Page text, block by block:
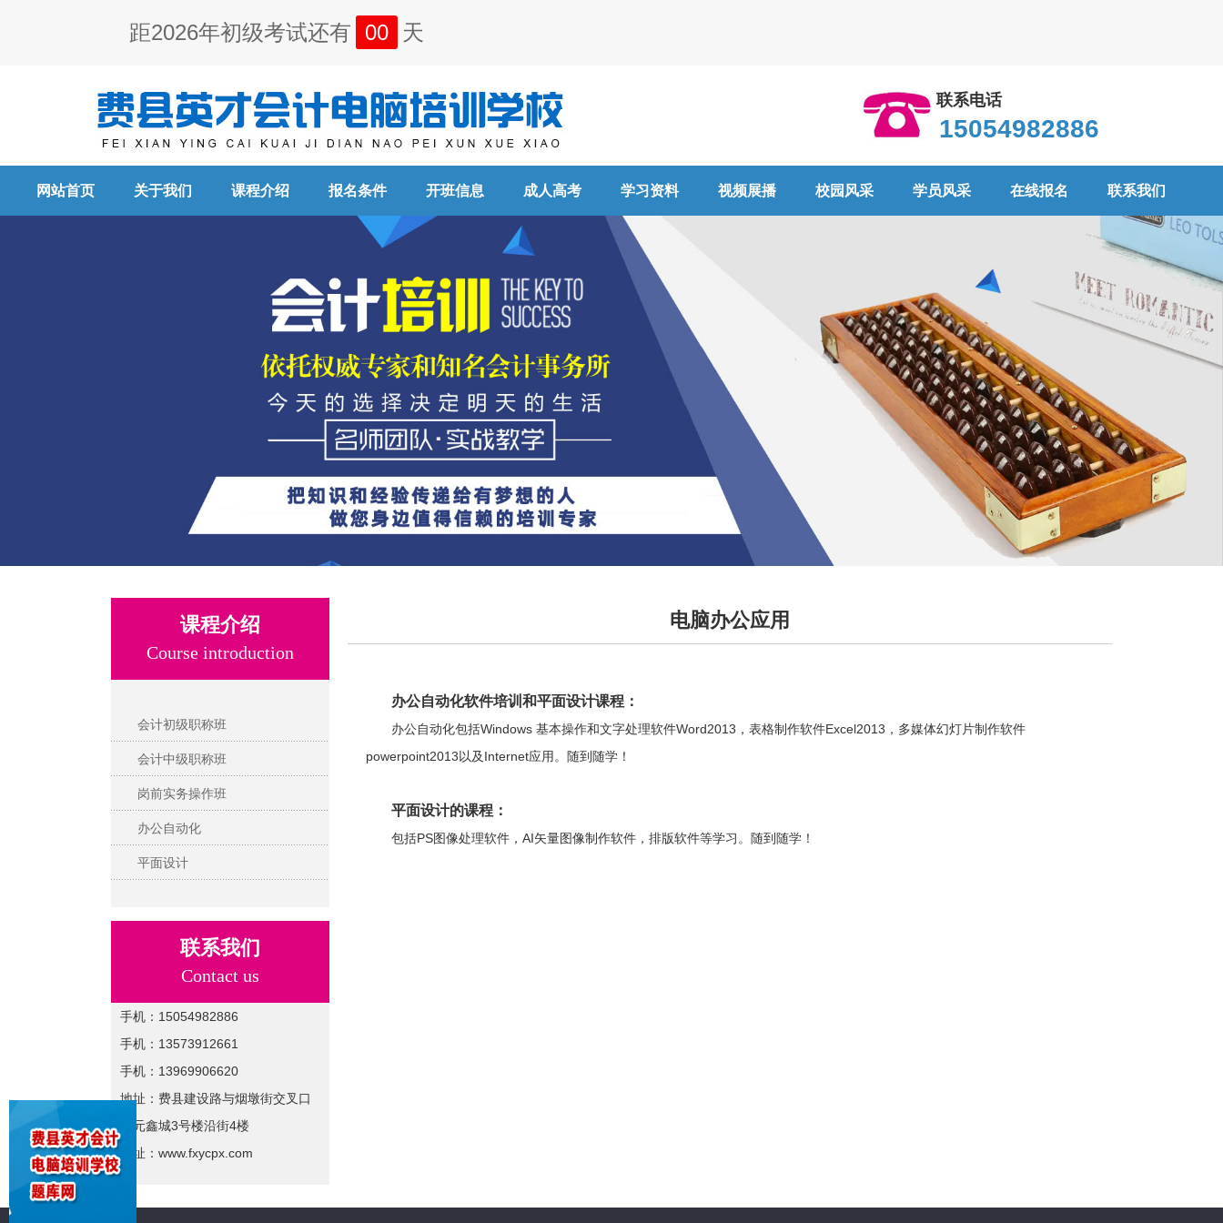
距2026年初级考试还有 00 天
联系电话
15054982886
网站首页 关于我们 课程介绍 报名条件 开班信息 成人高考 学习资料 视频展播 校园风采 学员风采 在线报名 联系我们
课程介绍
Course introduction
会计初级职称班
会计中级职称班
岗前实务操作班
办公自动化
平面设计
联系我们
Contact us
手机：15054982886
手机：13573912661
手机：13969906620
地址：费县建设路与烟墩街交叉口
开元鑫城3号楼沿街4楼
网址：www.fxycpx.com
电脑办公应用
办公自动化软件培训和平面设计课程：
办公自动化包括Windows 基本操作和文字处理软件Word2013，表格制作软件Excel2013，多媒体幻灯片制作软件
powerpoint2013以及Internet应用。随到随学！
平面设计的课程：
包括PS图像处理软件，AI矢量图像制作软件，排版软件等学习。随到随学！